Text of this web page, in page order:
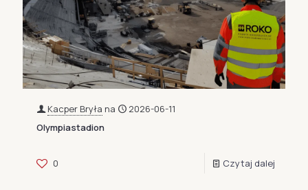
Kacper Bryła na
2026-06-11
Olympiastadion
0 Czytaj dalej